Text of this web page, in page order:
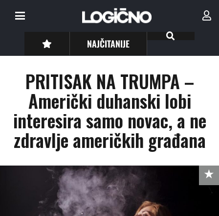
NAJČITANIJE
PRITISAK NA TRUMPA –
Američki duhanski lobi
interesira samo novac, a ne
zdravlje američkih građana